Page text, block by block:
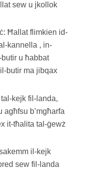
sew u jkollok
Ħallat flimkien id-
kannella , in-
u ħabbat
butir ma jibqax
tal-kejk fil-landa,
b’mgħarfa
it-tħalita tal-ġewż
il-kejk
sew fil-landa